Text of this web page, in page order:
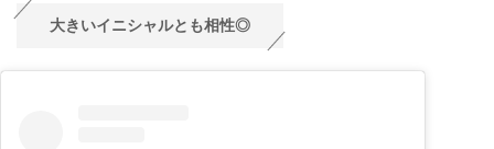
大きいイニシャルとも相性◎